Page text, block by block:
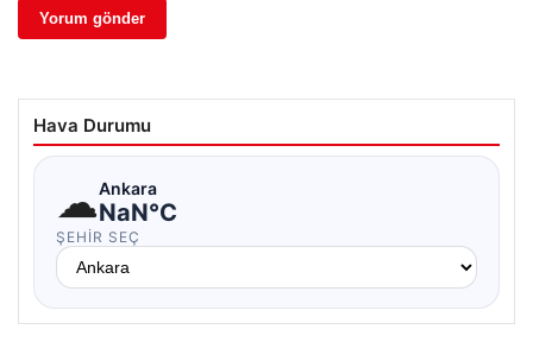
Hava Durumu
☁Ankara
NaN°C
ŞEHIR SEÇ